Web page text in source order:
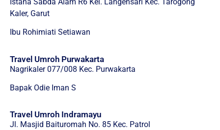
Kaler, Garut
Ibu Rohimiati Setiawan
Travel Umroh Purwakarta
Nagrikaler 077/008 Kec. Purwakarta
Bapak Odie Iman S
Travel Umroh Indramayu
Jl. Masjid Baituromah No. 85 Kec. Patrol